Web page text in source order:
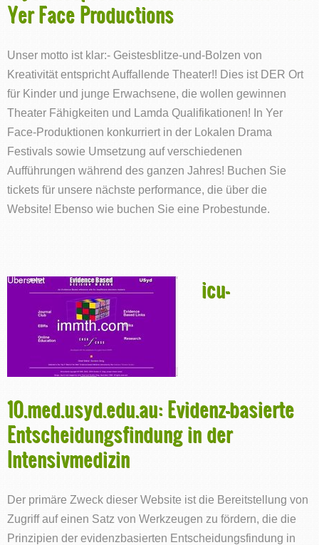
Yer Face Productions
Unser motto ist klar:- Geistesblitze-und-Bolzen von
Kreativität entspricht Auffallende Theater!! Dies ist DER Ort
für Kinder und junge Erwachsene, die wollen gewinnen
Theater Fähigkeiten und Lamda Qualifikationen! In Yer
Face-Produktionen konkurriert in der Lokalen Drama
Festivals sowie Umsetzung auf verschiedenen
Aufführungen während des ganzen Jahres! Buchen Sie
tickets für unsere nächste performance, die über die
Website! Ebenso wie buchen Sie eine Probestunde.
icu-
10.med.usyd.edu.au: Evidenz-basierte
Entscheidungsfindung in der
Intensivmedizin
Der primäre Zweck dieser Website ist die Bereitstellung von
Zugriff auf einen Satz von Werkzeugen zu fördern, die die
Prinzipien der evidenzbasierten Entscheidungsfindung in